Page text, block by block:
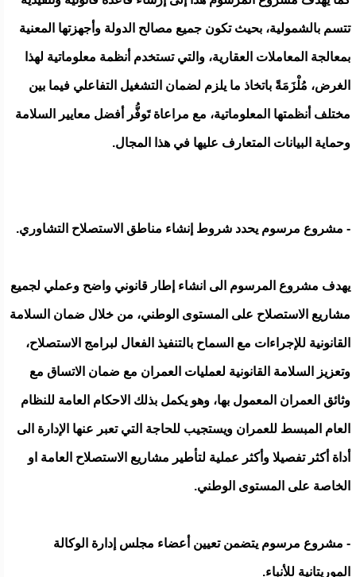
تتسم بالشمولية، بحيث تكون جميع مصالح الدولة وأجهزتها المعنية
بمعالجة المعاملات العقارية، والتي تستخدم أنظمة معلوماتية لهذا
الغرض، مُلْزَمَةً باتخاذ ما يلزم لضمان التشغيل التفاعلي فيما بين
مختلف أنظمتها المعلوماتية، مع مراعاة تَوفُّر أفضل معايير السلامة
وحماية البيانات المتعارف عليها في هذا المجال.
- مشروع مرسوم يحدد شروط إنشاء مناطق الاستصلاح التشاوري.
يهدف مشروع المرسوم الى انشاء إطار قانوني واضح وعملي لجميع
مشاريع الاستصلاح على المستوى الوطني، من خلال ضمان السلامة
القانونية للإجراءات مع السماح بالتنفيذ الفعال لبرامج الاستصلاح،
وتعزيز السلامة القانونية لعمليات العمران مع ضمان الاتساق مع
وثائق العمران المعمول بها، وهو يكمل بذلك الاحكام العامة للنظام
العام المبسط للعمران ويستجيب للحاجة التي تعبر عنها الإدارة الى
أداة أكثر تفصيلا وأكثر عملية لتأطير مشاريع الاستصلاح العامة او
الخاصة على المستوى الوطني.
- مشروع مرسوم يتضمن تعيين أعضاء مجلس إدارة الوكالة
الموريتانية للأنباء.